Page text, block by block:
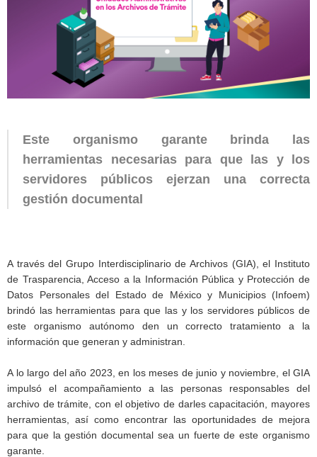
Este organismo garante brinda las
herramientas necesarias para que las y los
servidores públicos ejerzan una correcta
gestión documental
A través del Grupo Interdisciplinario de Archivos (GIA), el Instituto
de Trasparencia, Acceso a la Información Pública y Protección de
Datos Personales del Estado de México y Municipios (Infoem)
brindó las herramientas para que las y los servidores públicos de
este organismo autónomo den un correcto tratamiento a la
información que generan y administran.
A lo largo del año 2023, en los meses de junio y noviembre, el GIA
impulsó el acompañamiento a las personas responsables del
archivo de trámite, con el objetivo de darles capacitación, mayores
herramientas, así como encontrar las oportunidades de mejora
para que la gestión documental sea un fuerte de este organismo
garante.